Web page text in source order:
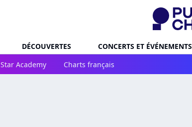
DÉCOUVERTES CONCERTS ET ÉVÉNEMENTS
Star Academy Charts français